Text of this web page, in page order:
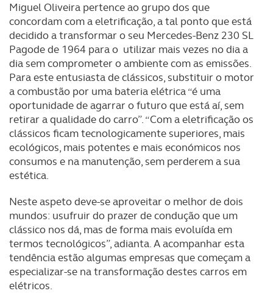
Miguel Oliveira pertence ao grupo dos que
concordam com a eletrificação, a tal ponto que está
decidido a transformar o seu Mercedes-Benz 230 SL
Pagode de 1964 para o utilizar mais vezes no dia a
dia sem comprometer o ambiente com as emissões.
Para este entusiasta de clássicos, substituir o motor
a combustão por uma bateria elétrica “é uma
oportunidade de agarrar o futuro que está aí, sem
retirar a qualidade do carro”. “Com a eletrificação os
clássicos ficam tecnologicamente superiores, mais
ecológicos, mais potentes e mais económicos nos
consumos e na manutenção, sem perderem a sua
estética.
Neste aspeto deve-se aproveitar o melhor de dois
mundos: usufruir do prazer de condução que um
clássico nos dá, mas de forma mais evoluída em
termos tecnológicos”, adianta. A acompanhar esta
tendência estão algumas empresas que começam a
especializar-se na transformação destes carros em
elétricos.